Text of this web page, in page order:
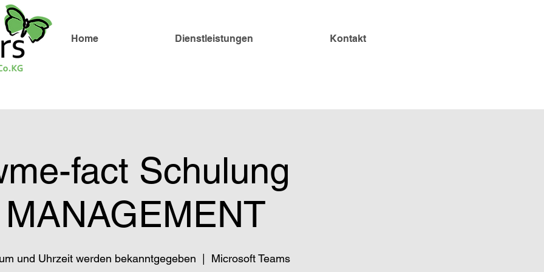
Home Dienstleistungen Kontakt
fact Schulung
MANAGEMENT
und Uhrzeit werden bekanntgegeben Microsoft Teams